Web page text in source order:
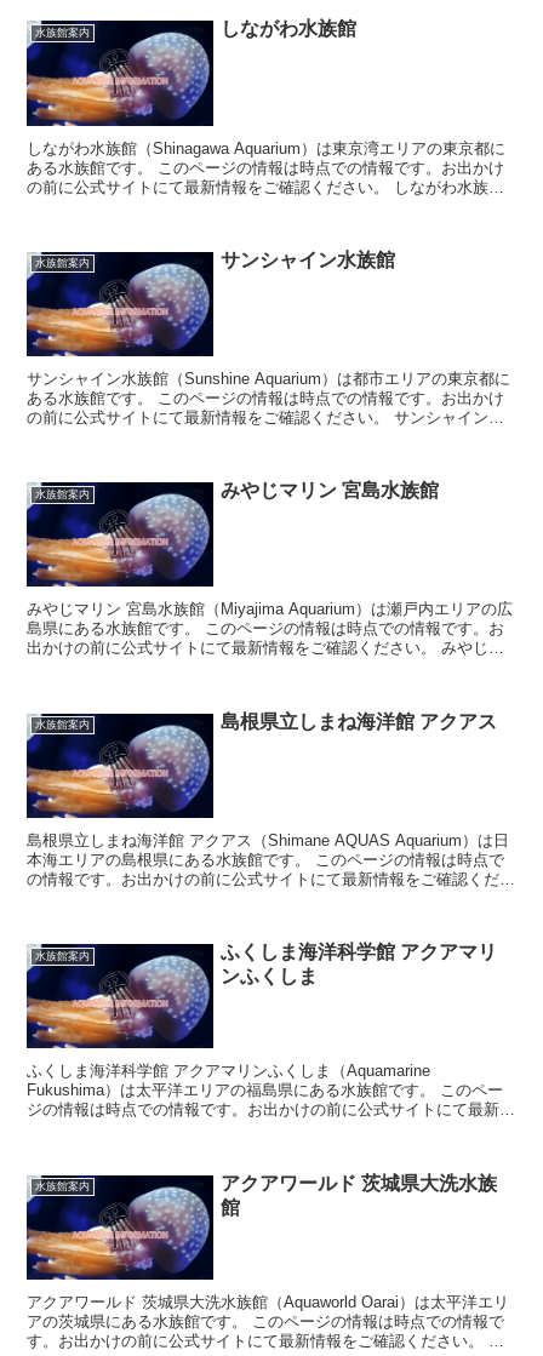
水族館案内 しながわ水族館
しながわ水族館（Shinagawa Aquarium）は東京湾エリアの東京都に
ある水族館です。 このページの情報は時点での情報です。お出かけ
の前に公式サイトにて最新情報をご確認ください。 しながわ水族館
水族館案内 サンシャイン水族館
サンシャイン水族館（Sunshine Aquarium）は都市エリアの東京都に
ある水族館です。 このページの情報は時点での情報です。お出かけ
の前に公式サイトにて最新情報をご確認ください。 サンシャイン水
水族館案内 みやじマリン 宮島水族館
みやじマリン 宮島水族館（Miyajima Aquarium）は瀬戸内エリアの広
島県にある水族館です。 このページの情報は時点での情報です。お
出かけの前に公式サイトにて最新情報をご確認ください。 みやじマ
水族館案内 島根県立しまね海洋館 アクアス
島根県立しまね海洋館 アクアス（Shimane AQUAS Aquarium）は日
本海エリアの島根県にある水族館です。 このページの情報は時点で
の情報です。お出かけの前に公式サイトにて最新情報をご確認くださ
水族館案内
ふくしま海洋科学館 アクアマリ
ンふくしま
ふくしま海洋科学館 アクアマリンふくしま（Aquamarine
Fukushima）は太平洋エリアの福島県にある水族館です。 このペー
ジの情報は時点での情報です。お出かけの前に公式サイトにて最新情
水族館案内
アクアワールド 茨城県大洗水族
館
アクアワールド 茨城県大洗水族館（Aquaworld Oarai）は太平洋エリ
アの茨城県にある水族館です。 このページの情報は時点での情報で
す。お出かけの前に公式サイトにて最新情報をご確認ください。 ア